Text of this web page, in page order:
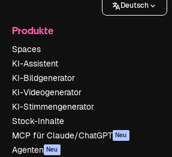
Deutsch
Produkte
Spaces
KI-Assistent
KI-Bildgenerator
KI-Videogenerator
KI-Stimmengenerator
Stock-Inhalte
MCP für Claude/ChatGPT Neu
Agenten Neu